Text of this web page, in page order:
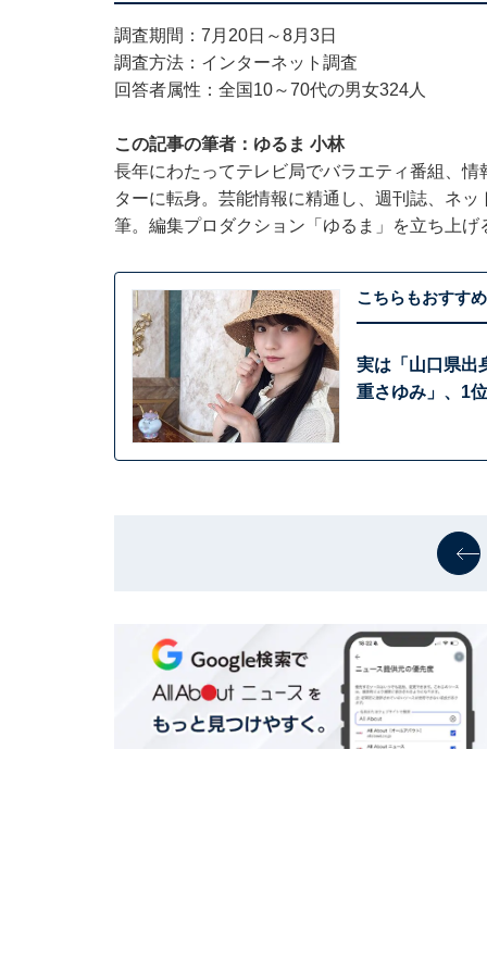
調査期間：7月20日～8月3日
調査方法：インターネット調査
回答者属性：全国10～70代の男女324人
この記事の筆者：ゆるま 小林
長年にわたってテレビ局でバラエティ番組、
ターに転身。芸能情報に精通し、週刊誌、ネ
筆。編集プロダクション「ゆるま」を立ち上げ
こちらもおすすめ
実は「山口県出
重さゆみ」、1